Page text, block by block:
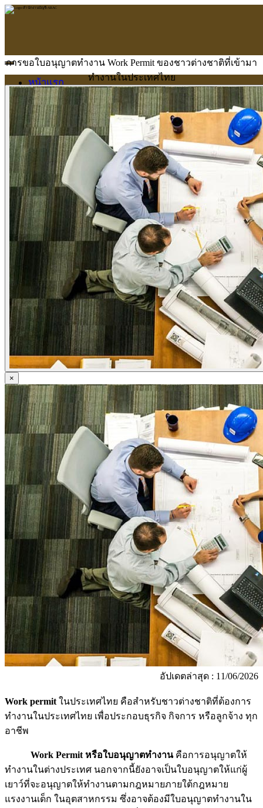
หน้าแรก
ARAC
ข้อมูลบริษัท
บริการ
บริการด้านใบอนุญาต
รับจัดทำบัญชี
ตรวจสอบบัญชี
บริการวางระบบบัญชี
ที่ปรึกษาวางแผนภาษีอากร
จัดทำเงินเดือน
จดทะเบียนธุรกิจ
บริการ E-Filing
ข่าวสารบัญชี
ข่าวภาษี
ข่าวบัญชี
ข่าวธุรกิจ
ข่าวสัมมนา
ข่าวไอที
ติดต่อเรา
การขอใบอนุญาตทำงาน Work Permit ของชาวต่างชาติที่เข้ามา
ทำงานในประเทศไทย
×
อัปเดตล่าสุด : 11/06/2026
Work permit ในประเทศไทย คือสำหรับชาวต่างชาติที่ต้องการ
ทำงานในประเทศไทย เพื่อประกอบธุรกิจ กิจการ หรือลูกจ้าง ทุก
อาชีพ
Work Permit หรือใบอนุญาตทำงานคือการอนุญาตให้
ทำงานในต่างประเทศ นอกจากนี้ยังอาจเป็นใบอนุญาตให้แก่ผู้
เยาว์ที่จะอนุญาตให้ทำงานตามกฎหมายภายใต้กฎหมาย
แรงงานเด็ก ในอุตสาหกรรม ซึ่งอาจต้องมีใบอนุญาตทำงานใน